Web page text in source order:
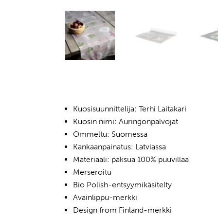
Kuosisuunnittelija: Terhi Laitakari
Kuosin nimi: Auringonpalvojat
Ommeltu: Suomessa
Kankaanpainatus: Latviassa
Materiaali: paksua 100% puuvillaa
Merseroitu
Bio Polish-entsyymikäsitelty
Avainlippu-merkki
Design from Finland-merkki